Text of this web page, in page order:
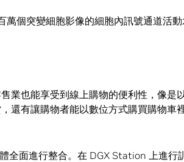
萬個突變細胞影像的細胞內訊號通道活
業也能享受到線上購物的便利性，像是
還有讓購物者能以數位方式購買購物車
全面進行整合。在 DGX Station 上進行